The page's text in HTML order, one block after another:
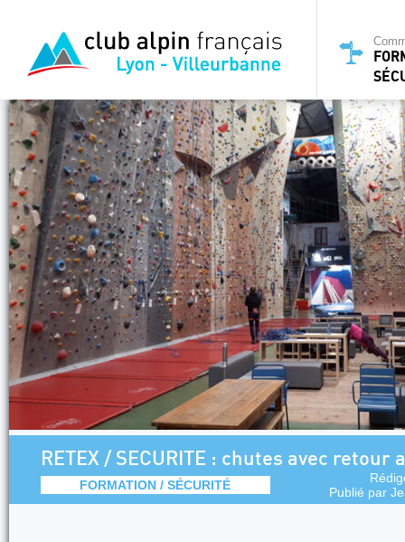
RETEX / SECURITE : chutes avec retour
FORMATION / SÉCURITÉ
Publié par